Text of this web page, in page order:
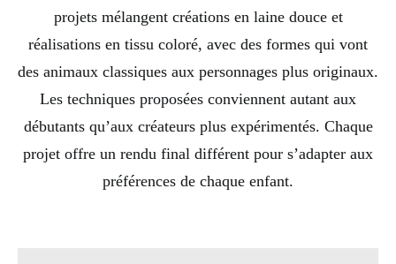
projets mélangent créations en laine douce et
réalisations en tissu coloré, avec des formes qui vont
des animaux classiques aux personnages plus originaux.
Les techniques proposées conviennent autant aux
débutants qu’aux créateurs plus expérimentés. Chaque
projet offre un rendu final différent pour s’adapter aux
préférences de chaque enfant.